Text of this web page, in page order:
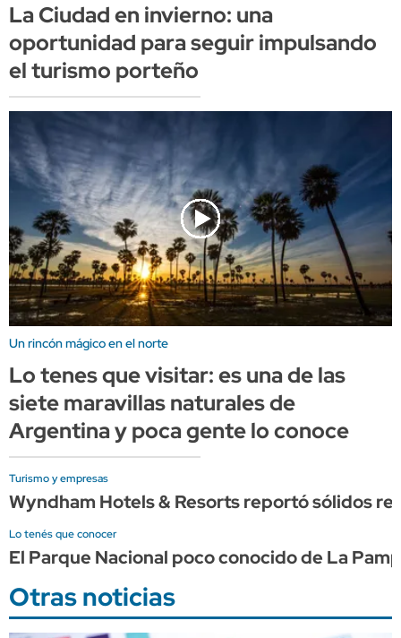
La Ciudad en invierno: una
oportunidad para seguir impulsando
el turismo porteño
Un rincón mágico en el norte
Lo tenes que visitar: es una de las
siete maravillas naturales de
Argentina y poca gente lo conoce
Turismo y empresas
Wyndham Hotels & Resorts reportó sólidos
Lo tenés que conocer
El Parque Nacional poco conocido de La
Otras noticias